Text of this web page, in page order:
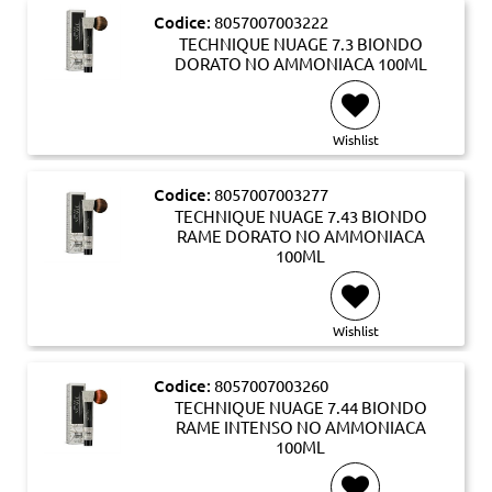
Codice: 8057007003222
TECHNIQUE NUAGE 7.3 BIONDO
DORATO NO AMMONIACA 100ML
Wishlist
Codice: 8057007003277
TECHNIQUE NUAGE 7.43 BIONDO
RAME DORATO NO AMMONIACA
100ML
Wishlist
Codice: 8057007003260
TECHNIQUE NUAGE 7.44 BIONDO
RAME INTENSO NO AMMONIACA
100ML